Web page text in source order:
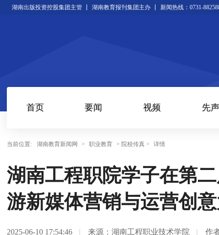
湖南出版投资控股集团主管 湖南教育报刊集团主办 新闻热线：0731-
首页 要闻 视频 先声
当前位置: 湖南教育新闻网 > 职业教育 > 院校传真 > 详情
湖南工程职院学子在第
游新媒体营销与运营创
2025-06-10 17:54:46 来源：湖南工程职业技术学院 作